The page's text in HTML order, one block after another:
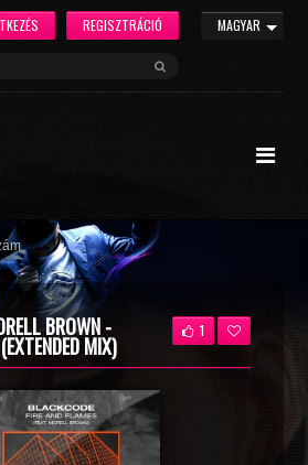
MAGYAR
REGISZTRÁCIÓ
BROWN -
MIX)
1